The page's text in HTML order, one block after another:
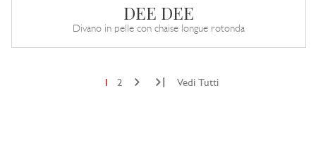
DEE DEE
Divano in pelle con chaise longue rotonda
2 Vedi Tutti